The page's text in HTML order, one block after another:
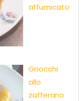
affumicato
Gnocchi
allo
zafferano